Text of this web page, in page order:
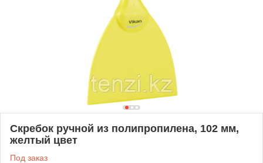
Скребок ручной из полипропилена, 102 мм,
желтый цвет
Под заказ